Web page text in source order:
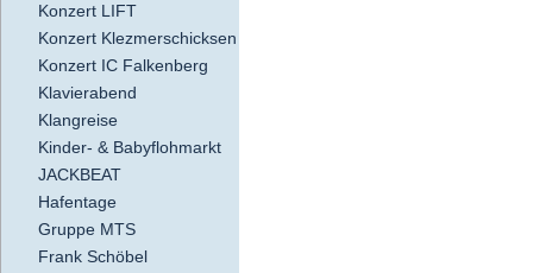
Konzert LIFT
Konzert Klezmerschicksen
Konzert IC Falkenberg
Klavierabend
Klangreise
Kinder- & Babyflohmarkt
JACKBEAT
Hafentage
Gruppe MTS
Frank Schöbel